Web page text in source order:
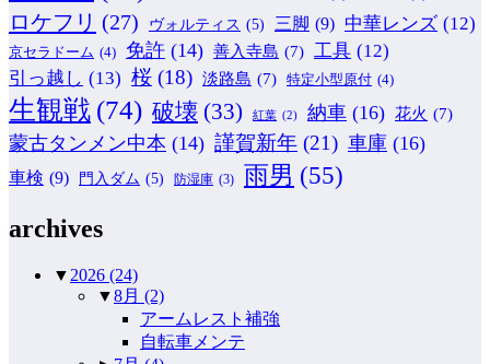
ロケフリ (27) ヴォルティス (5) 三脚 (9) 中華レンズ (12)
京セラドーム (4) 免許 (14) 善入寺島 (7) 工具 (12)
引っ越し (13) 桜 (18) 淡路島 (7) 特定小型原付 (4)
生観戦 (74) 破壊 (33) 紅葉 (2) 納車 (16) 花火 (7)
蒙古タンメン中本 (14) 謹賀新年 (21) 車庫 (16)
車検 (9) 門入ダム (5) 防湿庫 (3) 雨男 (55)
archives
▼ 2026 (24)
▼8月 (2)
アームレスト補強
自転車メンテ